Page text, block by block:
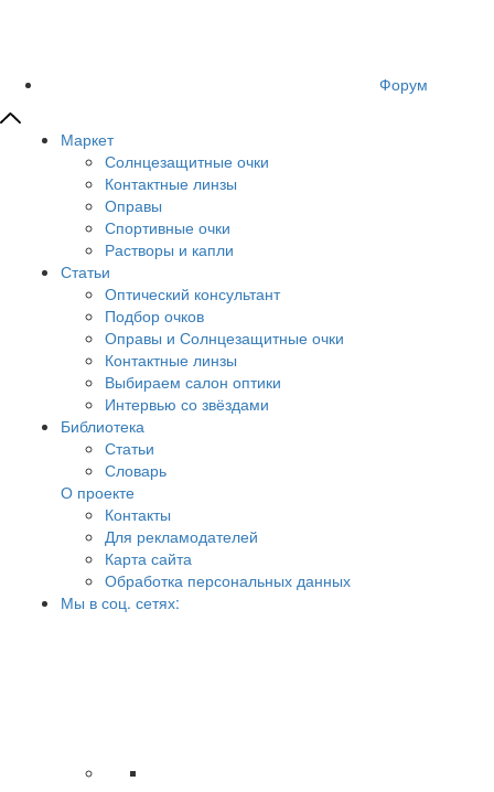
Форум
Маркет
Солнцезащитные очки
Контактные линзы
Оправы
Спортивные очки
Растворы и капли
Статьи
Оптический консультант
Подбор очков
Оправы и Солнцезащитные очки
Контактные линзы
Выбираем салон оптики
Интервью со звёздами
Библиотека
Статьи
Словарь
О проекте
Контакты
Для рекламодателей
Карта сайта
Обработка персональных данных
Мы в соц. сетях: